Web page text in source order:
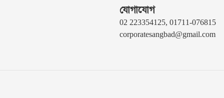
যোগাযোগ
02 223354125, 01711-076815
corporatesangbad@gmail.com